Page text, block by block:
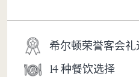
希尔顿荣誉客会礼
14 种餐饮选择